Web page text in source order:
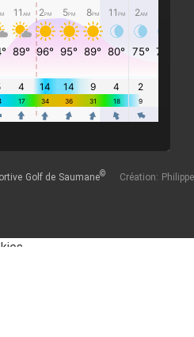
Golf de Saumane© Création: Philippe